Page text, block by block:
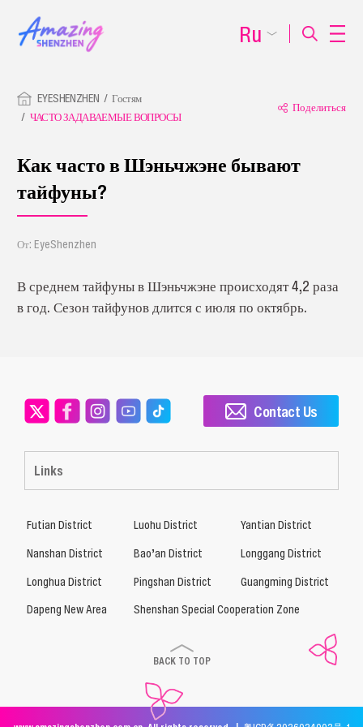
EYESHENZHEN
Гостям
ЧАСТО ЗАДАВАЕМЫЕ ВОПРОСЫ
Поделиться
Как часто в Шэньчжэне бывают
тайфуны?
От: EyeShenzhen
В среднем тайфуны в Шэньчжэне происходят 4,2 раза
в год. Сезон тайфунов длится с июля по октябрь.
Ru
Links
Contact Us
Futian District Luohu District
Yantian District
Nanshan District
Bao’an District
Longgang District
Longhua District
Pingshan District
Guangming District
Dapeng New Area
Shenshan Special Cooperation Zone
BACK TO TOP